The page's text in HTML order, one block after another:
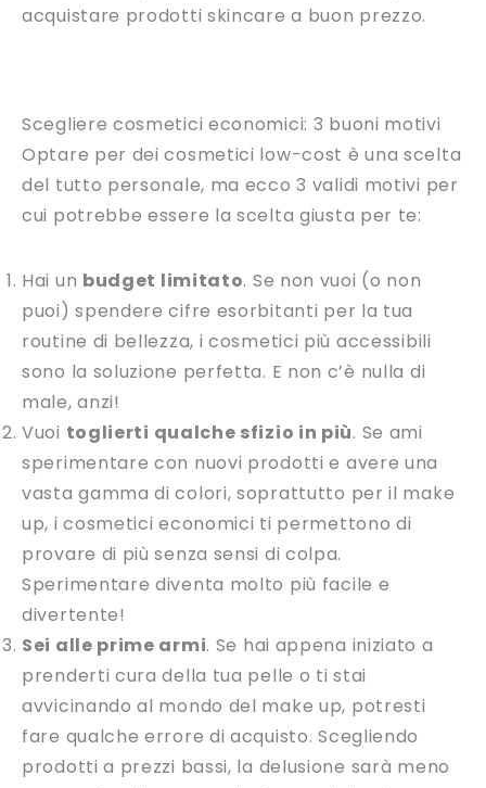
acquistare prodotti skincare a buon prezzo.
Scegliere cosmetici economici: 3 buoni motivi
Optare per dei cosmetici low-cost è una scelta
del tutto personale, ma ecco 3 validi motivi per
cui potrebbe essere la scelta giusta per te:
Hai un budget limitato. Se non vuoi (o non
puoi) spendere cifre esorbitanti per la tua
routine di bellezza, i cosmetici più accessibili
sono la soluzione perfetta. E non c’è nulla di
male, anzi!
Vuoi toglierti qualche sfizio in più. Se ami
sperimentare con nuovi prodotti e avere una
vasta gamma di colori, soprattutto per il make
up, i cosmetici economici ti permettono di
provare di più senza sensi di colpa.
Sperimentare diventa molto più facile e
divertente!
Sei alle prime armi. Se hai appena iniziato a
prenderti cura della tua pelle o ti stai
avvicinando al mondo del make up, potresti
fare qualche errore di acquisto. Scegliendo
prodotti a prezzi bassi, la delusione sarà meno